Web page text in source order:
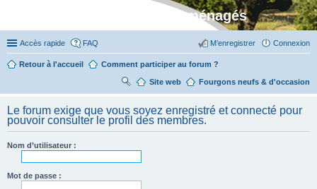
Stylevan - Vans aménagés
Accès rapide FAQ Connexion
M’enregistrer
Retour à l'accueil Comment participer au forum ?
Fourgons neufs & d'occasion
Site web
R
her
ch
er
Le forum exige que vous soyez enregistré et connecté pour
pouvoir consulter le profil des membres.
Nom d’utilisateur :
Mot de passe :